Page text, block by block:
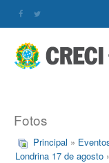
Fotos
Principal »
Londrina 17 de agosto